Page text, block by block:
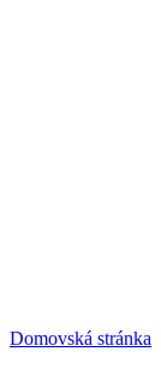
Domovská stránka